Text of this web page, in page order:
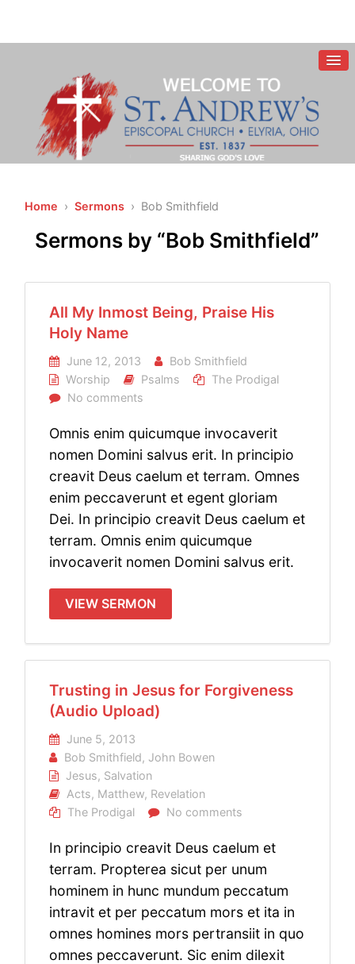
Home ›Sermons › Bob Smithfield
Sermons by “Bob Smithfield”
All My Inmost Being, Praise His
Holy Name
June 12, 2013
Bob Smithfield
Worship
Psalms
The Prodigal
No comments
Omnis enim quicumque invocaverit
nomen Domini salvus erit. In principio
creavit Deus caelum et terram. Omnes
enim peccaverunt et egent gloriam
Dei. In principio creavit Deus caelum et
terram. Omnis enim quicumque
invocaverit nomen Domini salvus erit.
VIEW SERMON
Trusting in Jesus for Forgiveness
(Audio Upload)
June 5, 2013
Bob Smithfield, John Bowen
Jesus, Salvation
Acts, Matthew, Revelation
The Prodigal
No comments
In principio creavit Deus caelum et
terram. Propterea sicut per unum
hominem in hunc mundum peccatum
intravit et per peccatum mors et ita in
omnes homines mors pertransiit in quo
omnes peccaverunt. Sic enim dilexit